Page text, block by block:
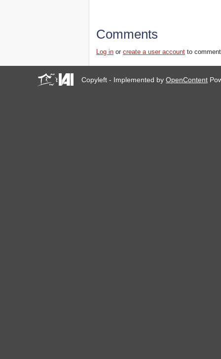
Comments
Log in orcreate a user account to
Copyleft - Implemented byOpenContent